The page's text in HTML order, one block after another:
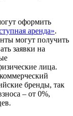
оформить
аренда».
могут получить
заявки на
лица.
бренды, так
– от 0%,